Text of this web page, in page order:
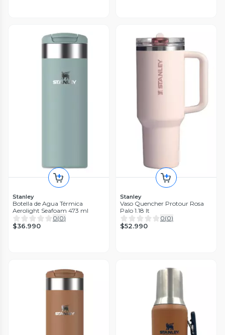
Stanley
Botella de Agua Térmica
Aerolight Seafoam 473 ml
0(0)
$36.990
Stanley
Vaso Quencher Protour Rosa
Palo 1.18 lt
0(0)
$52.990